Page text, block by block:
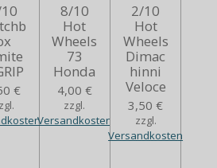
€
8/10
Hot
Wheels
73
Honda
4,00 €
zzgl.
Versandkosten
2/10
Hot
Wheels
Dimac
hinni
Veloce
3,50 €
zzgl.
Versandkosten